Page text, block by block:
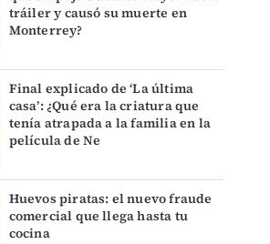
tráiler y causó su muerte en
Monterrey?
Final explicado de ‘La última
casa’: ¿Qué era la criatura que
tenía atrapada a la familia en la
película de Ne
Huevos piratas: el nuevo fraude
comercial que llega hasta tu
cocina